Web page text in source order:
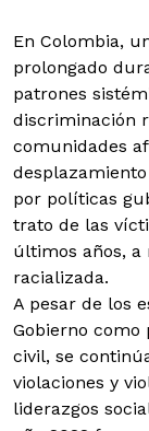
En Colombia,
prolongado
patrones
discriminación
comunidades
por políticas
trato de las
últimos años, a
racializada.
A pesar de los
Gobierno como
civil, se
violaciones y
liderazgos